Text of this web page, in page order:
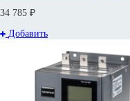
34 785 ₽
Добавить